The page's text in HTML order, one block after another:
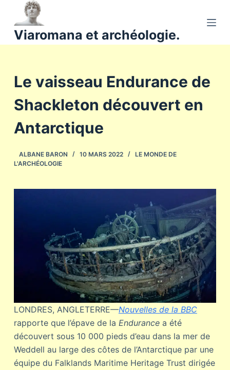
a
u
o
Viaromana et archéologie.
Le vaisseau Endurance de
Shackleton découvert en
Antarctique
ALBANE BARON 10 MARS 2022
LE MONDE DE
L'ARCHÉOLOGIE
LONDRES, ANGLETERRE—Nouvelles de la BBC
rapporte que l’épave de la Endurancea été
découvert sous 10 000 pieds d’eau dans la mer de
Weddell au large des côtes de l’Antarctique par une
équipe du Falklands Maritime Heritage Trust dirigée